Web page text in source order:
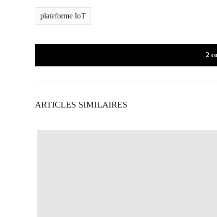
plateforme IoT
2
ARTICLES SIMILAIRES